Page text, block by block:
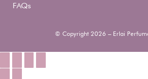
FAQs
© Copyright 2026 – Erlai